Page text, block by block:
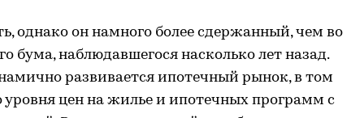
однако он намного более сдержанный, чем во
бума, наблюдавшегося насколько лет назад.
развивается ипотечный рынок, в том
уровня цен на жилье и ипотечных программ с